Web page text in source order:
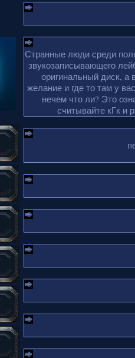
Странные люди среди
звукозаписывающего
оригинальный диск, а
желание и где то там у
нечем что ли? Это
считывайте кГк и